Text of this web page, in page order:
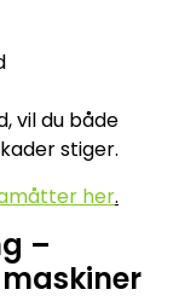
vil du både
stiger.
her.
–